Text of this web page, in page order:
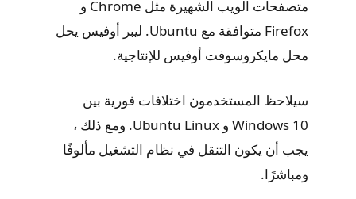
متصفحات الويب الشهيرة مثل Chrome و
Firefox متوافقة مع Ubuntu. ليبر أوفيس يحل
محل مايكروسوفت أوفيس للإنتاجية.
سيلاحظ المستخدمون اختلافات فورية بين
Windows 10 و Ubuntu Linux. ومع ذلك ،
يجب أن يكون التنقل في نظام التشغيل مألوفًا
ومباشرًا.